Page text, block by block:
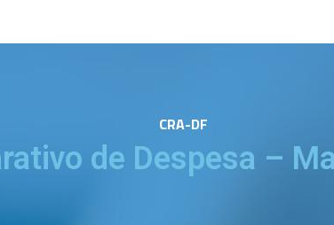
CRA-DF
de Despesa –